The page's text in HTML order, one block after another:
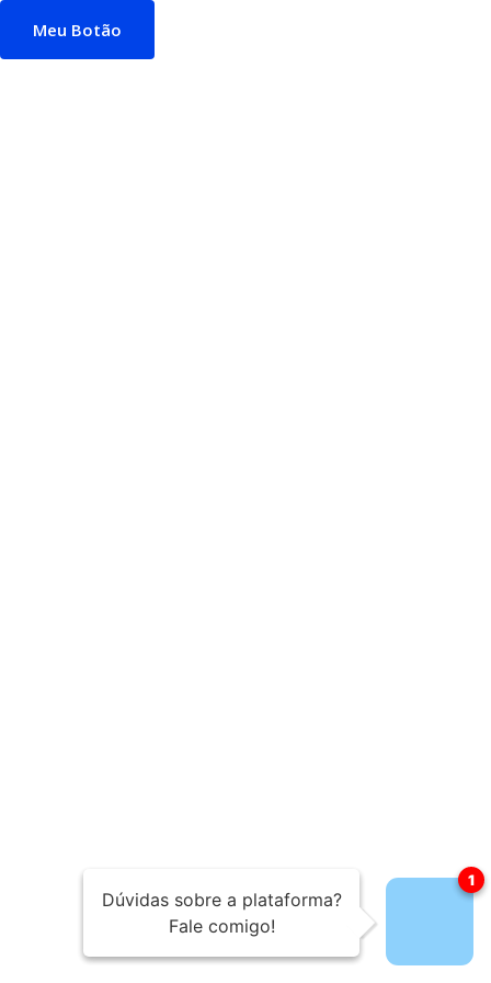
Meu Botão